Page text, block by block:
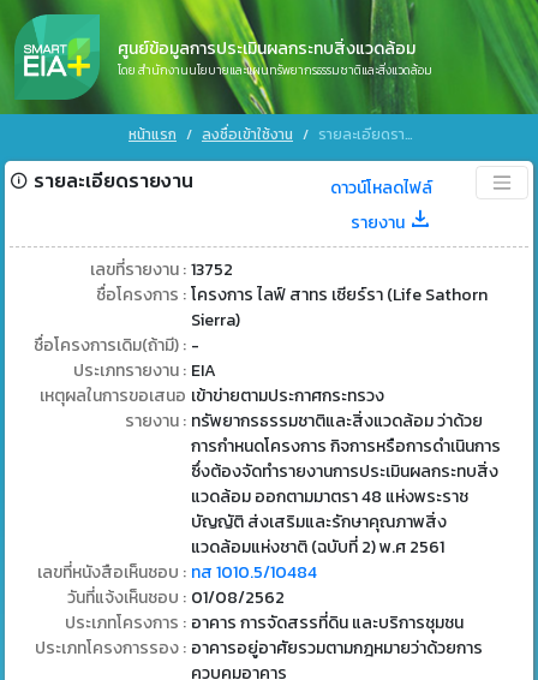
ศูนย์ข้อมูลการประเมินผลกระทบสิ่งแวดล้อม
โดย สำนักงานนโยบายและแผนทรัพยากรธรรมชาติและสิ่งแวดล้อม
หน้าแรก ลงชื่อเข้าใช้งาน รายละเอียดรายงาน
รายละเอียดรายงาน
ดาวน์โหลดไฟล์
รายงาน
เลขที่รายงาน : 13752
ชื่อโครงการ : โครงการ ไลฟ์ สาทร เซียร์รา (Life Sathorn
Sierra)
ชื่อโครงการเดิม(ถ้ามี) : -
ประเภทรายงาน : EIA
เหตุผลในการขอเสนอ
รายงาน :
เข้าข่ายตามประกาศกระทรวง
ทรัพยากรธรรมชาติและสิ่งแวดล้อม ว่าด้วย
การกำหนดโครงการ กิจการหรือการดำเนินการ
ซึ่งต้องจัดทำรายงานการประเมินผลกระทบสิ่ง
แวดล้อม ออกตามมาตรา 48 แห่งพระราช
บัญญัติ ส่งเสริมและรักษาคุณภาพสิ่ง
แวดล้อมแห่งชาติ (ฉบับที่ 2) พ.ศ 2561
เลขที่หนังสือเห็นชอบ : ทส 1010.5/10484
วันที่แจ้งเห็นชอบ : 01/08/2562
ประเภทโครงการ : อาคาร การจัดสรรที่ดิน และบริการชุมชน
ประเภทโครงการรอง : อาคารอยู่อาศัยรวมตามกฎหมายว่าด้วยการ
ควบคุมอาคาร